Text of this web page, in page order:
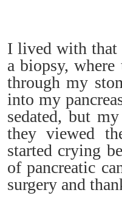
I lived with that
a biopsy,
through my
into my
sedated, but
they viewed
started crying
of pancreatic
surgery and